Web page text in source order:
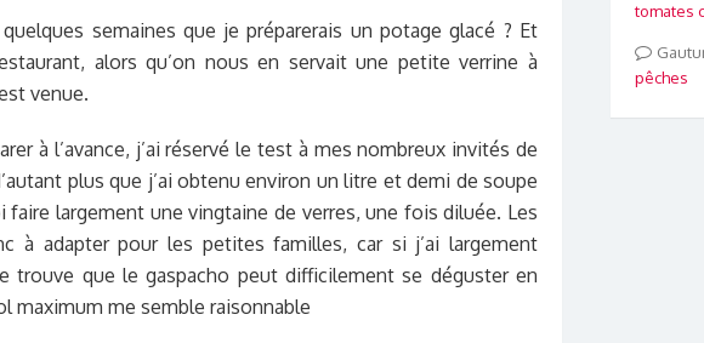
semaines que je préparerais un potage glacé ? Et
alors qu’on nous en servait une petite verrine à
venue.
à l’avance, j’ai réservé le test à mes nombreux invités de
plus que j’ai obtenu environ un litre et demi de soupe
faire largement une vingtaine de verres, une fois diluée. Les
à adapter pour les petites familles, car si j’ai largement
trouve que le gaspacho peut difficilement se déguster en
maximum me semble raisonnable
tomates
pêches